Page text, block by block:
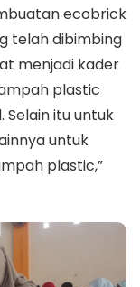
ecobrick
telah dibimbing
menjadi kader
plastic
Selain itu untuk
untuk
plastic,”